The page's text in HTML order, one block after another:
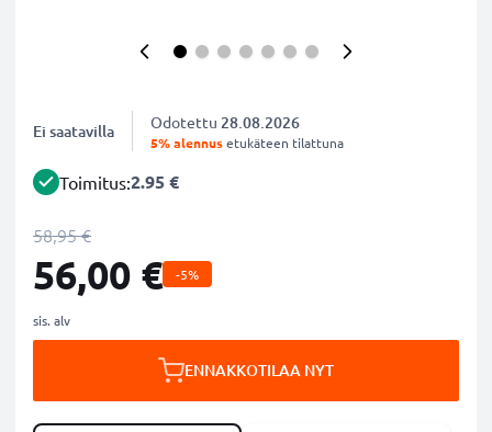
Ei saatavilla Odotettu 28.08.2026
5% alennusetukäteen tilattuna
Toimitus:2.95 €
58,95 €
56,00 € -5%
sis. alv
ENNAKKOTILAA NYT